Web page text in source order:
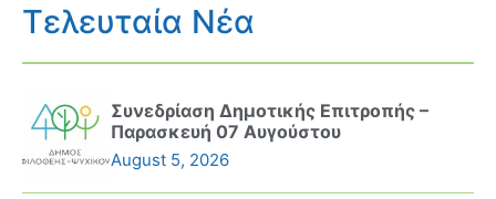
Τελευταία Νέα
Συνεδρίαση Δημοτικής Επιτροπής –
Παρασκευή 07 Αυγούστου
August 5, 2026